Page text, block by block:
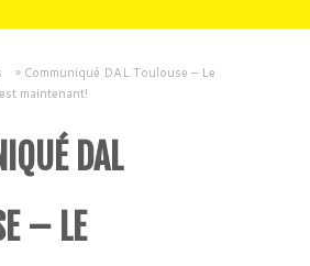
» Communiqué DAL Toulouse – Le
maintenant!
DAL
– LE